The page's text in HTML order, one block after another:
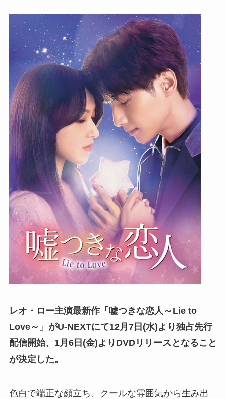
レオ・ロー主演最新作「嘘つきな恋人～Lie to
Love～」がU-NEXTにて12月7日(水)より独占先行
配信開始、1月6日(金)よりDVDリリースとなること
が決定した。
色白で端正な顔立ち、クールな雰囲気から生み出